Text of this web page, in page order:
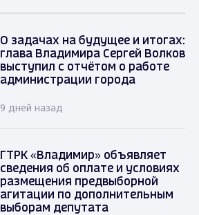
О задачах на будущее и итогах:
глава Владимира Сергей Волков
выступил с отчётом о работе
администрации города
9 дней назад
ГТРК «Владимир» объявляет
сведения об оплате и условиях
размещения предвыборной
агитации по дополнительным
выборам депутата